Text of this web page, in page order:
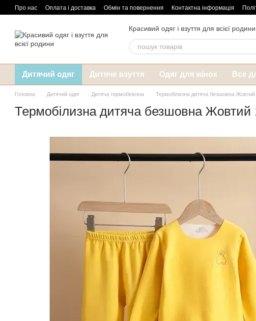
Перейти до основного контенту
Про нас Оплата і доставка Обмін та повернення Контактна інформація
Красивий одяг і взуття для всієї родини
Дитячий одяг Дитяче взуття Одяг для жінок Все
Головна Дитячий одяг Дитяча термобілизна Термобілизна дитяча безшовна
Термобілизна дитяча безшовна Жовтий